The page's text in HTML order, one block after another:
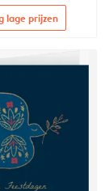
lage prijzen